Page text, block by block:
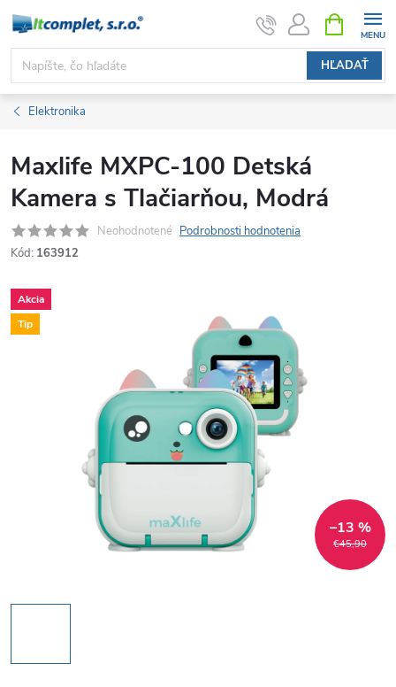
Prejsť
obsah
HĽADAŤ
KOŠÍK
Elektronika
Maxlife MXPC-100 Detská
Kamera s Tlačiarňou, Modrá
Neohodnotené Podrobnosti hodnotenia
Kód: 163912
Akcia
Tip
€45,90
–13 %